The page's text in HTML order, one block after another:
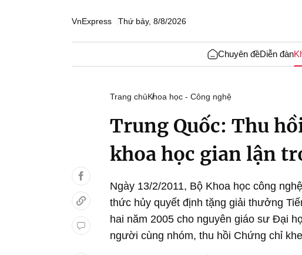
VnExpress Thứ bảy, 8/8/2026
Chuyên đềDiễn đàn
Trang chủKhoa học - Công nghệ
Trung Quốc: Thu
khoa học gian lận
Ngày 13/2/2011, Bộ Khoa học công
thức hủy quyết định tặng giải thưởng
hai năm 2005 cho nguyên giáo sư Đại
người cùng nhóm, thu hồi Chứng chỉ